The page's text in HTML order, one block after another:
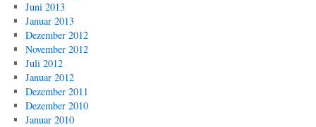
Juni 2013
Januar 2013
Dezember 2012
November 2012
Juli 2012
Januar 2012
Dezember 2011
Dezember 2010
Januar 2010